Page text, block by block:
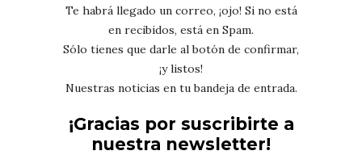
Te habrá llegado un correo, ¡ojo! Si no está
en recibidos, está en Spam.
Sólo tienes que darle al botón de confirmar,
¡y listos!
Nuestras noticias en tu bandeja de entrada.
¡Gracias por suscribirte a
nuestra newsletter!